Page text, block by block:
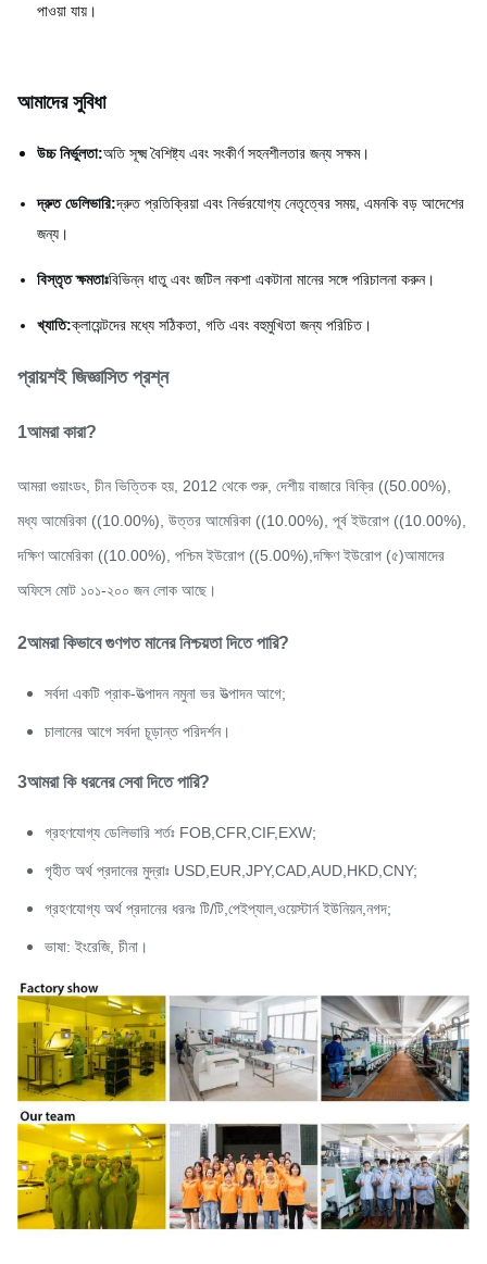
পাওয়া যায়।
আমাদের সুবিধা
উচ্চ নির্ভুলতা:অতি সূক্ষ্ম বৈশিষ্ট্য এবং সংকীর্ণ সহনশীলতার জন্য সক্ষম।
দ্রুত ডেলিভারি:দ্রুত প্রতিক্রিয়া এবং নির্ভরযোগ্য নেতৃত্বের সময়, এমনকি বড় আদেশের
জন্য।
বিস্তৃত ক্ষমতাঃবিভিন্ন ধাতু এবং জটিল নকশা একটানা মানের সঙ্গে পরিচালনা করুন।
খ্যাতি:ক্লায়েন্টদের মধ্যে সঠিকতা, গতি এবং বহুমুখিতা জন্য পরিচিত।
প্রায়শই জিজ্ঞাসিত প্রশ্ন
1আমরা কারা?
আমরা গুয়াংডং, চীন ভিত্তিক হয়, 2012 থেকে শুরু, দেশীয় বাজারে বিক্রি ((50.00%),
মধ্য আমেরিকা ((10.00%), উত্তর আমেরিকা ((10.00%), পূর্ব ইউরোপ ((10.00%),
দক্ষিণ আমেরিকা ((10.00%), পশ্চিম ইউরোপ ((5.00%),দক্ষিণ ইউরোপ (৫)আমাদের
অফিসে মোট ১০১-২০০ জন লোক আছে।
2আমরা কিভাবে গুণগত মানের নিশ্চয়তা দিতে পারি?
সর্বদা একটি প্রাক-উত্পাদন নমুনা ভর উত্পাদন আগে;
চালানের আগে সর্বদা চূড়ান্ত পরিদর্শন।
3আমরা কি ধরনের সেবা দিতে পারি?
গ্রহণযোগ্য ডেলিভারি শর্তঃ FOB,CFR,CIF,EXW;
গৃহীত অর্থ প্রদানের মুদ্রাঃ USD,EUR,JPY,CAD,AUD,HKD,CNY;
গ্রহণযোগ্য অর্থ প্রদানের ধরনঃ টি/টি,পেইপ্যাল,ওয়েস্টার্ন ইউনিয়ন,নগদ;
ভাষা: ইংরেজি, চীনা।